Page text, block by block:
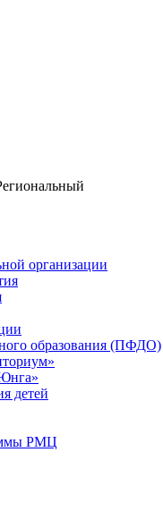
организации
образования (ПФДО)
детей
РМЦ